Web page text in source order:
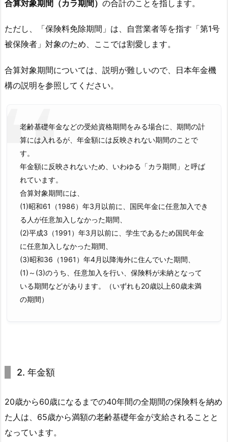
合算対象期間（カラ期間） の合計のことを指します。
ただし、「保険料免除期間」は、自営業者等を指す「第1号
被保険者」対象のため、ここでは割愛します。
合算対象期間については、説明が難しいので、日本年金機
構の説明を参照してください。
老齢基礎年金などの受給資格期間をみる場合に、期間の計
算には入れるが、年金額には反映されない期間のことで
す。
年金額に反映されないため、いわゆる「カラ期間」と呼ば
れています。
合算対象期間には、
(1)昭和61（1986）年3月以前に、国民年金に任意加入でき
る人が任意加入しなかった期間、
(2)平成3（1991）年3月以前に、学生であるため国民年金
に任意加入しなかった期間、
(3)昭和36（1961）年4月以降海外に住んでいた期間、
(1)～(3)のうち、任意加入を行い、保険料が未納となって
いる期間などがあります。（いずれも20歳以上60歳未満
の期間）
2. 年金額
20歳から60歳になるまでの40年間の全期間の保険料を納め
た人は、65歳から満額の老齢基礎年金が支給されることと
なっています。